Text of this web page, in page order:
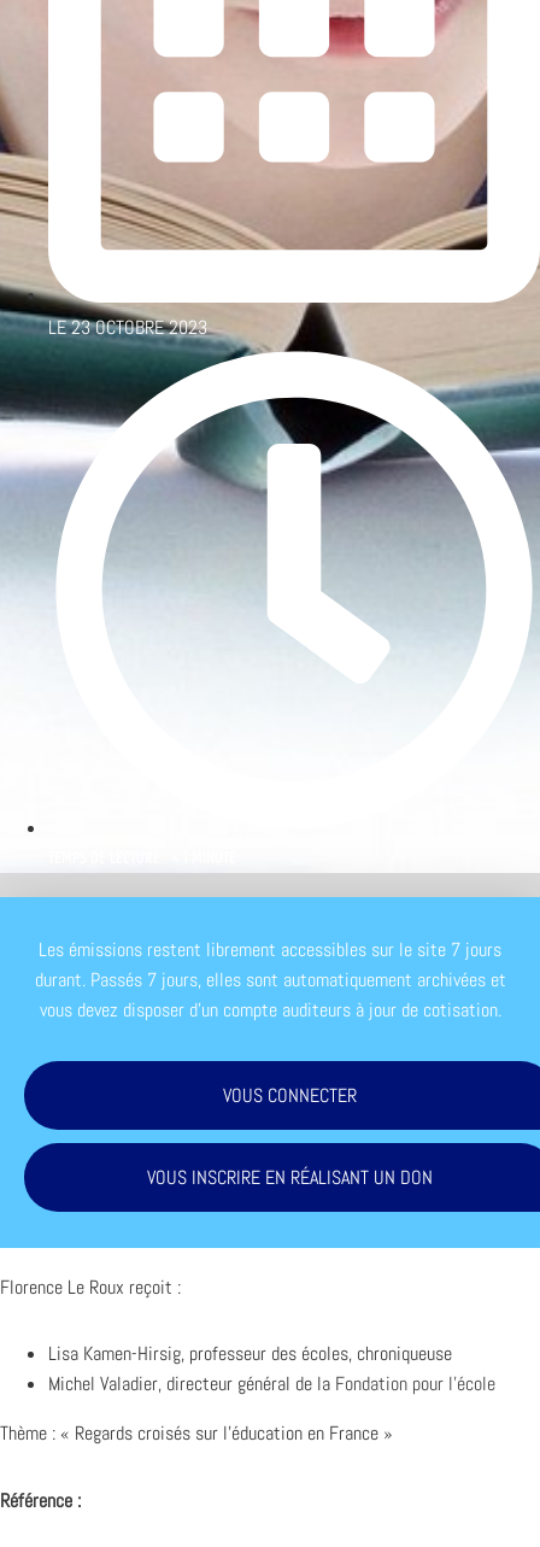
LE23 OCTOBRE 2023
Les émissions restent librement accessibles sur le site 7 jours
durant. Passés 7 jours, elles sont automatiquement archivées et
vous devez disposer d'un compte auditeurs à jour de cotisation.
VOUS CONNECTER
VOUS INSCRIRE EN RÉALISANT UN DON
Florence Le Roux reçoit :
Lisa Kamen-Hirsig, professeur des écoles, chroniqueuse
Michel Valadier, directeur général de la Fondation pour l’école
Thème : « Regards croisés sur l’éducation en France »
Référence :